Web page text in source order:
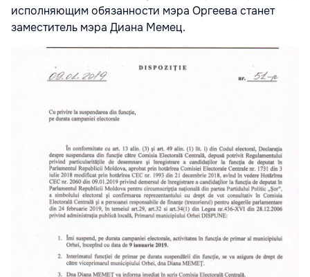
исполняющим обязанности мэра Оргеева станет
заместитель мэра Диана Мемец.